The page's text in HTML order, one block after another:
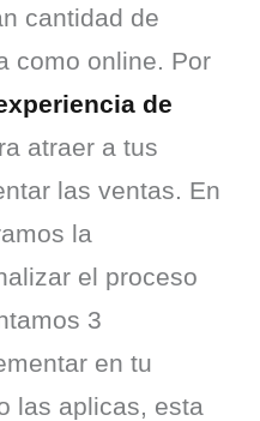
cantidad de
como online. Por
de
atraer a tus
las ventas. En
la
el proceso
3
en tu
las aplicas, esta